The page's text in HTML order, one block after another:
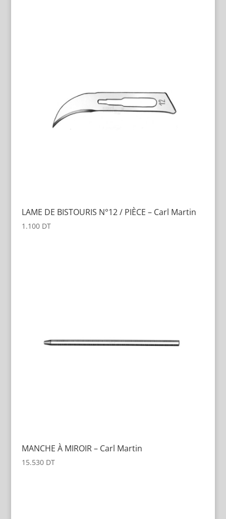
LAME DE BISTOURIS N°12 / PIÈCE – Carl Martin
1.100DT
MANCHE À MIROIR – Carl Martin
15.530DT